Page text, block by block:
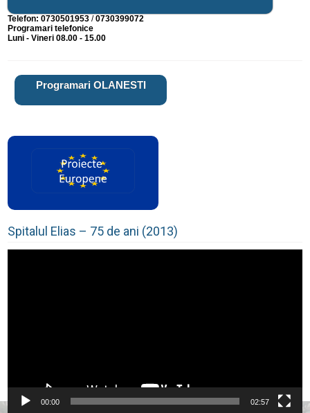
Telefon:0730501953 /0730399072
Programari telefonice
Luni - Vineri 08.00 - 15.00
Programari OLANESTI
Spitalul Elias – 75 de ani (2013)
00:00 02:57